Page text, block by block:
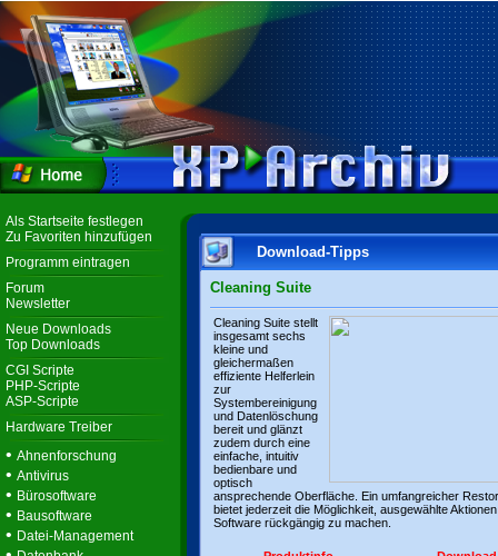
Als Startseite festlegen
Zu Favoriten hinzufügen
Programm eintragen
Forum
Newsletter
Neue Downloads
Top Downloads
CGI Scripte
PHP-Scripte
ASP-Scripte
Hardware Treiber
• Ahnenforschung
• Antivirus
• Bürosoftware
• Bausoftware
• Datei-Management
Download-Tipps
Cleaning Suite
Cleaning Suite stellt
insgesamt sechs
kleine und
gleichermaßen
effiziente Helferlein
zur
Systembereinigung
und Datenlöschung
bereit und glänzt
zudem durch eine
einfache, intuitiv
bedienbare und
optisch
ansprechende Oberfläche. Ein umfangreicher
bietet jederzeit die Möglichkeit, ausgewählte
Software rückgängig zu machen.